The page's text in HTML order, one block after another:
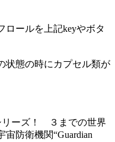
ロールを上記keyやボタ
状態の時にカプセル類が
リーズ！ ３までの世界
防衛機関“Guardian